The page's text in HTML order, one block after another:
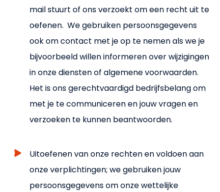
mail stuurt of ons verzoekt om een recht uit te
oefenen. We gebruiken persoonsgegevens
ook om contact met je op te nemen als we je
bijvoorbeeld willen informeren over wijzigingen
in onze diensten of algemene voorwaarden.
Het is ons gerechtvaardigd bedrijfsbelang om
met je te communiceren en jouw vragen en
verzoeken te kunnen beantwoorden.
Uitoefenen van onze rechten en voldoen aan
onze verplichtingen; we gebruiken jouw
persoonsgegevens om onze wettelijke